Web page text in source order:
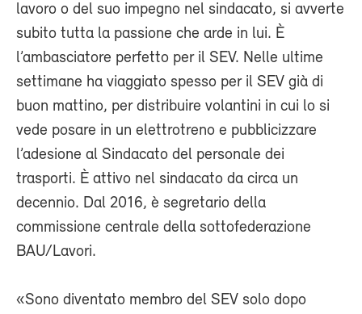
lavoro o del suo impegno nel sindacato, si avverte
subito tutta la passione che arde in lui. È
l’ambasciatore perfetto per il SEV. Nelle ultime
settimane ha viaggiato spesso per il SEV già di
buon mattino, per distribuire volantini in cui lo si
vede posare in un elettrotreno e pubblicizzare
l’adesione al Sindacato del personale dei
trasporti. È attivo nel sindacato da circa un
decennio. Dal 2016, è segretario della
commissione centrale della sottofederazione
BAU/Lavori.
«Sono diventato membro del SEV solo dopo